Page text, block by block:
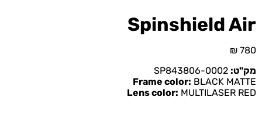
Spinshield Air
₪ 780
מק"ט:
Frame color: BLACK MATTE
Lens color: MULTILASER RED